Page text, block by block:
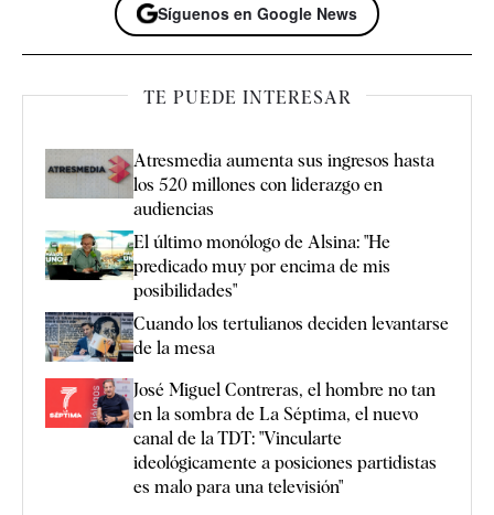
Síguenos en Google News
TE PUEDE INTERESAR
Atresmedia aumenta sus ingresos hasta
los 520 millones con liderazgo en
audiencias
El último monólogo de Alsina: "He
predicado muy por encima de mis
posibilidades"
Cuando los tertulianos deciden levantarse
de la mesa
José Miguel Contreras, el hombre no tan
en la sombra de La Séptima, el nuevo
canal de la TDT: "Vincularte
ideológicamente a posiciones partidistas
es malo para una televisión"